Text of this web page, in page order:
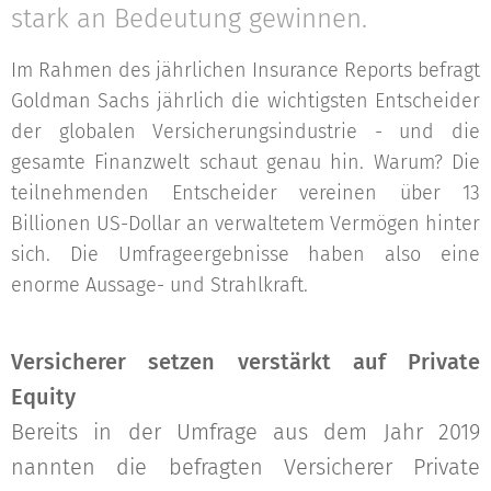
stark an Bedeutung gewinnen.
Im Rahmen des jährlichen Insurance Reports befragt
Goldman Sachs jährlich die wichtigsten Entscheider
der globalen Versicherungsindustrie - und die
gesamte Finanzwelt schaut genau hin. Warum? Die
teilnehmenden Entscheider vereinen über 13
Billionen US-Dollar an verwaltetem Vermögen hinter
sich. Die Umfrageergebnisse haben also eine
enorme Aussage- und Strahlkraft.
Versicherer setzen verstärkt auf Private
Equity
Bereits in der Umfrage aus dem Jahr 2019
nannten die befragten Versicherer Private